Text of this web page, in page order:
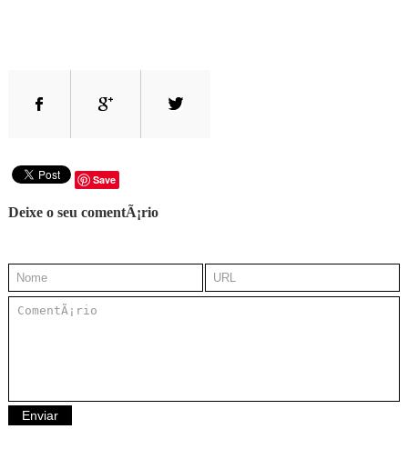
Save
Deixe o seu comentÃ¡rio